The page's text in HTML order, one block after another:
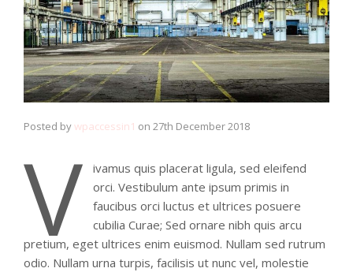
Posted bywpaccessin1 on 27th December 2018
V
ivamus quis placerat ligula, sed eleifend
orci. Vestibulum ante ipsum primis in
faucibus orci luctus et ultrices posuere
cubilia Curae; Sed ornare nibh quis arcu
pretium, eget ultrices enim euismod. Nullam sed rutrum
odio. Nullam urna turpis, facilisis ut nunc vel, molestie